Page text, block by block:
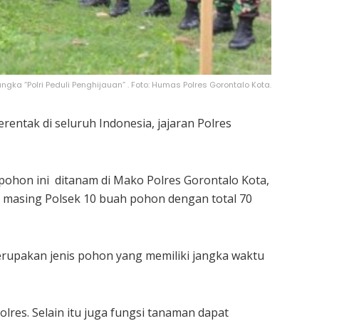
“Polri Peduli Penghijauan” . Foto: Humas Polres Gorontalo Kota.
di seluruh Indonesia, jajaran Polres
ini ditanam di Mako Polres Gorontalo Kota,
Polsek 10 buah pohon dengan total 70
jenis pohon yang memiliki jangka waktu
Selain itu juga fungsi tanaman dapat